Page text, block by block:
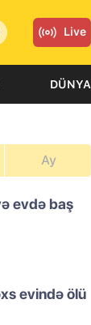
Live
DÜNYA
Ay
evdə baş
evində ölü